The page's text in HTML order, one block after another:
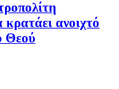
ανοιχτό
Θεού